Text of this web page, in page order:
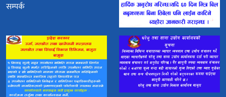
सम्पर्क